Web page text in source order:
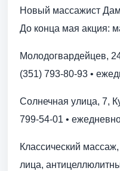
Новый массажист
До конца мая акция:
Молодогвардейцев,
(351) 793-80-93 •
Солнечная улица, 7,
799-54-01 •
Классический
лица,